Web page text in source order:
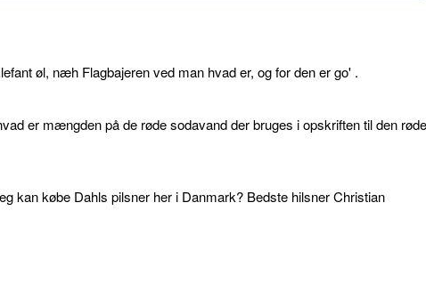
øl, næh Flagbajeren ved man hvad er, og for den er go' .
er mængden på de røde sodavand der bruges i opskriften til den
kan købe Dahls pilsner her i Danmark? Bedste hilsner Christian